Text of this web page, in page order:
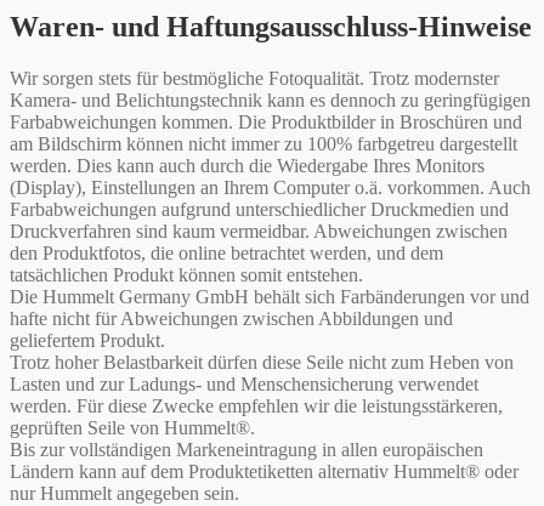
Waren- und Haftungsausschluss-Hinweise
Wir sorgen stets für bestmögliche Fotoqualität. Trotz modernster
Kamera- und Belichtungstechnik kann es dennoch zu geringfügigen
Farbabweichungen kommen. Die Produktbilder in Broschüren und
am Bildschirm können nicht immer zu 100% farbgetreu dargestellt
werden. Dies kann auch durch die Wiedergabe Ihres Monitors
(Display), Einstellungen an Ihrem Computer o.ä. vorkommen. Auch
Farbabweichungen aufgrund unterschiedlicher Druckmedien und
Druckverfahren sind kaum vermeidbar. Abweichungen zwischen
den Produktfotos, die online betrachtet werden, und dem
tatsächlichen Produkt können somit entstehen.
Die Hummelt Germany GmbH behält sich Farbänderungen vor und
hafte nicht für Abweichungen zwischen Abbildungen und
geliefertem Produkt.
Trotz hoher Belastbarkeit dürfen diese Seile nicht zum Heben von
Lasten und zur Ladungs- und Menschensicherung verwendet
werden. Für diese Zwecke empfehlen wir die leistungsstärkeren,
geprüften Seile von Hummelt®.
Bis zur vollständigen Markeneintragung in allen europäischen
Ländern kann auf dem Produktetiketten alternativ Hummelt® oder
nur Hummelt angegeben sein.